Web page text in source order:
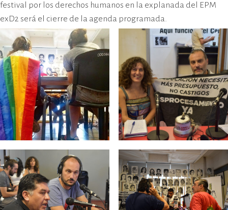
festival por los derechos humanos en la explanada del EPM
exD2 será el cierre de la agenda programada.